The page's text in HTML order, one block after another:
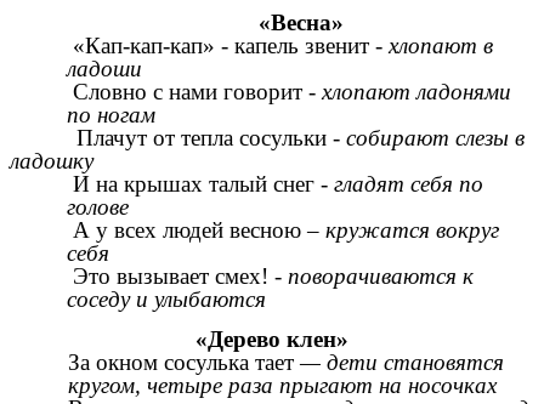
«Весна»
«Кап-кап-кап» - капель звенит- хлопают в
ладоши
Словно с нами говорит- хлопают ладонями
по ногам
Плачут от тепла сосульки - собирают слезы в
ладошку
И на крышах талый снег- гладят себя по
голове
А у всех людей весною– кружатся вокруг
себя
Это вызывает смех!- поворачиваются к
соседу и улыбаются
«Дерево клен»
За окном сосулька тает— дети становятся
кругом, четыре раза прыгают на носочках